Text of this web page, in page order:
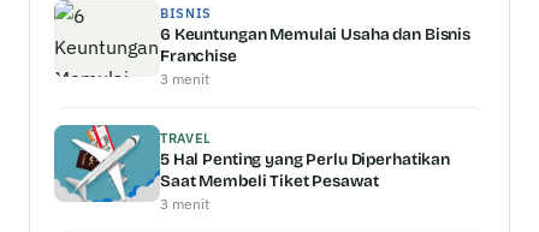
BISNIS
6 Keuntungan Memulai Usaha dan Bisnis
Franchise
3 menit
TRAVEL
5 Hal Penting yang Perlu Diperhatikan
Saat Membeli Tiket Pesawat
3 menit